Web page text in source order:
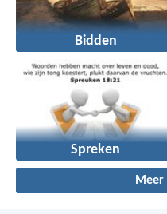
Bidden
Spreken
Meer